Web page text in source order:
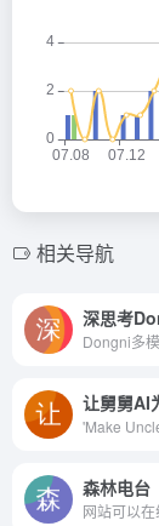
相关导航
让舅舅AI
森林电台